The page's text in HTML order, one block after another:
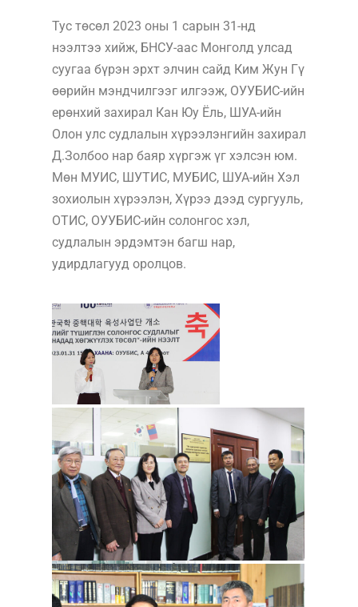
Тус төсөл 2023 оны 1 сарын 31-нд
нээлтээ хийж, БНСУ-аас Монголд улсад
суугаа бүрэн эрхт элчин сайд Ким Жун Гү
өөрийн мэндчилгээг илгээж, ОУУБИС-ийн
ерөнхий захирал Кан Юу Ёль, ШУА-ийн
Олон улс судлалын хүрээлэнгийн захирал
Д.Золбоо нар баяр хүргэж үг хэлсэн юм.
Мөн МУИС, ШУТИС, МУБИС, ШУА-ийн Хэл
зохиолын хүрээлэн, Хүрээ дээд сургууль,
ОТИС, ОУУБИС-ийн солонгос хэл,
судлалын эрдэмтэн багш нар,
удирдлагууд оролцов.